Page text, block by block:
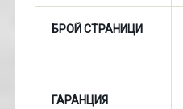
БРОЙ СТРАНИЦИ
ГАРАНЦИЯ